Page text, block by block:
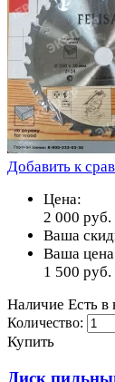
Добавить к
Цена:
2 000 руб.
Ваша
Ваша
1 500 руб.
Наличие Есть в
Количество:
Купить
Диск